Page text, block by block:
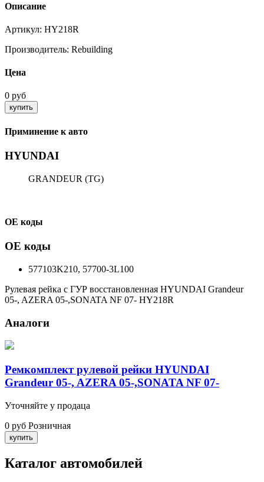
Описание
Артикул: HY218R
Производитель: Rebuilding
Цена
0 руб
Приминение к авто
HYUNDAI
GRANDEUR (TG)
ОЕ коды
ОЕ коды
577103K210, 57700-3L100
Рулевая рейка с ГУР восстановленная HYUNDAI Grandeur
05-, AZERA 05-,SONATA NF 07- HY218R
Аналоги
Ремкомплект рулевой рейки HYUNDAI
Grandeur 05-, AZERA 05-,SONATA NF 07-
Уточняйте у продаца
0 руб Розничная
Каталог автомобилей